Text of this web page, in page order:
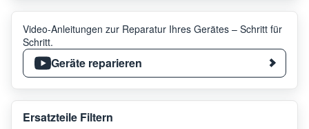
Video-Anleitungen zur Reparatur Ihres Gerätes – Schritt für
Schritt.
Geräte reparieren
Ersatzteile Filtern